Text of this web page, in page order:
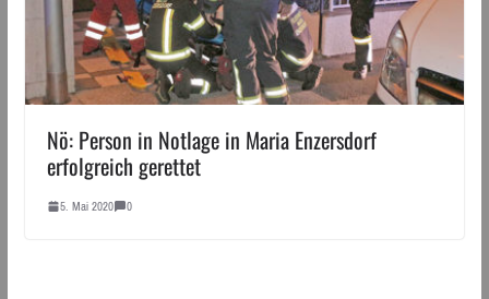
Nö: Person in Notlage in Maria Enzersdorf
erfolgreich gerettet
5. Mai 2020 0